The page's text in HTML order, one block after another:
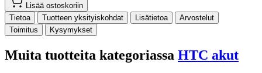
Lisää ostoskoriin
Tietoa
Tuotteen yksityiskohdat Lisätietoa
Arvostelut
Toimitus
Kysymykset
Muita tuotteita kategoriassa HTC akut